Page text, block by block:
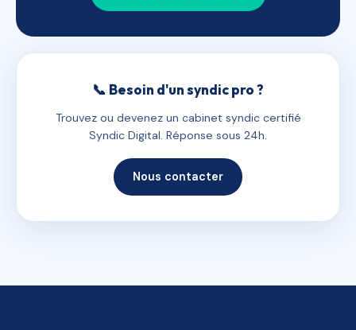
📞 Besoin d'un syndic pro ?
Trouvez ou devenez un cabinet syndic certifié
Syndic Digital. Réponse sous 24h.
Nous contacter